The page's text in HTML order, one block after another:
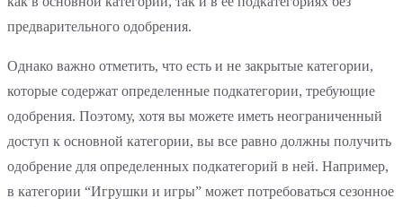
предварительного одобрения.
Однако важно отметить, что есть и не закрытые категории,
которые содержат определенные подкатегории, требующие
одобрения. Поэтому, хотя вы можете иметь неограниченный
доступ к основной категории, вы все равно должны получить
одобрение для определенных подкатегорий в ней. Например,
в категории “Игрушки и игры” может потребоваться сезонное